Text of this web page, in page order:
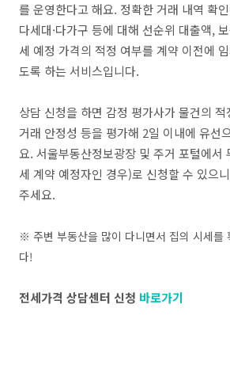
를 운영한다고 해요. 정확한 거래 내역 확
다세대·다가구 등에 대해 선순위 대출액,
세 예정 가격의 적정 여부를 계약 이전에
도록 하는 서비스입니다.
상담 신청을 하면 감정 평가사가 물건의
거래 안정성 등을 평가해 2일 이내에 유선
요. 서울부동산정보광장 및 주거 포털에서
세 계약 예정자인 경우)로 신청할 수 있으
주세요.
※ 주변 부동산을 많이 다니면서 집의 시세를
다!
전세가격 상담센터 신청 바로가기